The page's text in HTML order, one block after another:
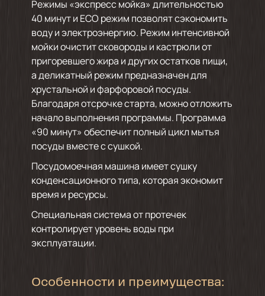
Режимы «экспресс мойка» длительностью
40 минут и ECO режим позволят сэкономить
воду и электроэнергию. Режим интенсивной
мойки очистит сковороды и кастрюли от
пригоревшего жира и других остатков пищи,
а деликатный режим предназначен для
хрустальной и фарфоровой посуды.
Благодаря отсрочке старта, можно отложить
начало выполнения программы. Программа
«90 минут» обеспечит полный цикл мытья
посуды вместе с сушкой.
Посудомоечная машина имеет сушку
конденсационного типа, которая экономит
время и ресурсы.
Специальная система от протечек
контролирует уровень воды при
эксплуатации.
Особенности и преимущества: